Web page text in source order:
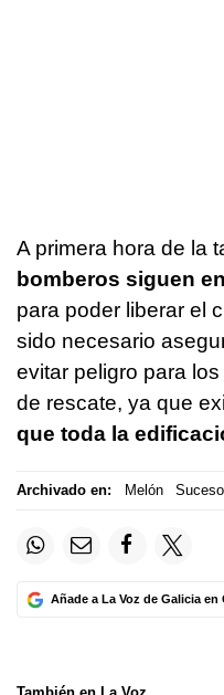
A primera hora de la
bomberos siguen
para poder liberar el
sido necesario
evitar peligro para
de rescate, ya que
que toda la
Archivado en: Melón
Añade a La Voz de Galicia en